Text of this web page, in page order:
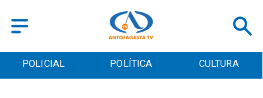
POLICIAL POLÍTICA CULTURA